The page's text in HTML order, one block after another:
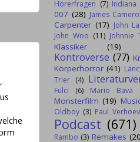
Hörerfragen (7) Indiana
007 (28) James
Carpenter (17) John
John Woo (11) Johnnie
Klassiker (19)
Kontroverse (77)
Körperhorror (41)
Trier (4)
Fulci
(6) Mario Bava
Monsterfilm (19)
Oldboy (3) Paul
Podcast (671)
Rambo (3) Remakes